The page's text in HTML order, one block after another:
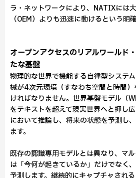
ラ・ネットワークにより、NATIXには
（OEM）よりも迅速に動けるという明
オープンアクセスのリアルワールド
たな基盤
物理的な世界で機能する自律型システ
械が4次元環境（すなわち空間と時間
ければなりません。世界基盤モデル（
をテキストを超えて現実世界へと押し
において推論し、将来の状態を予測し
ます。
既存の認識専用モデルとは異なり、マ
は「今何が起きているか」だけでなく
予測します。継続的にキャプチャされ